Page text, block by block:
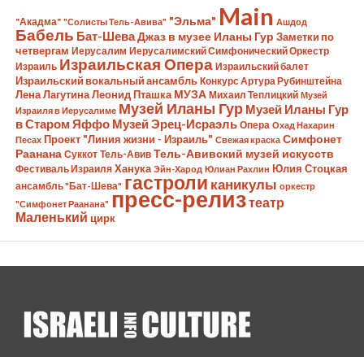
"Акадма" "Солисты Тель-Авива" "Эльма" Main Ашдод
Бабель Бат-ШеваДжаз в музее Иланы Гур Заметки по
четвергам Иерусалим Иерусалимский Симфонический Оркестр
Израиль Израильская Опера Израильский балет
Израильский вокальный ансамбль Конкурс Артура Рубинштейна
Лена Лагутина Леонид Пташка МУЗА Михаил Теплицкий Музей
Израиля в Иерусалиме Музей Иланы Гур Музей Иланы Гур
в Старом Яффо Музей Эрец-Исраэль Опера Охад Нахарин
Песах Проект "Линия жизни - Израиль" Свежая краска Симфонет
Раанана Суккот Тель-Авив Тель-Авивский музей искусств
Фестиваль Израиля Ханука Эйн-Харод Юлиан Рахлин Юлия Стоцкая
ансамбль "Бат-Шева" гастроли каникулы оркестр
"Симфонет Раанана" пресс-релизтеатр
Маленький цирк